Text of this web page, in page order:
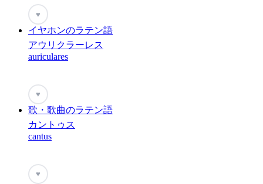
♥
イヤホンのラテン語
アウリクラーレス
auriculares
♥
歌・歌曲のラテン語
カントゥス
cantus
♥